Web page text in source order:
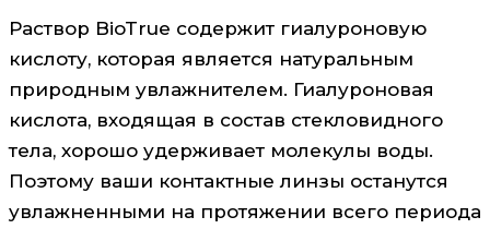
Раствор BioTrue содержит гиалуроновую
кислоту, которая является натуральным
природным увлажнителем. Гиалуроновая
кислота, входящая в состав стекловидного
тела, хорошо удерживает молекулы воды.
Поэтому ваши контактные линзы останутся
увлажненными на протяжении всего периода